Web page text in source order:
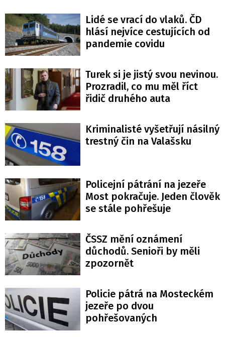
Lidé se vrací do vlaků. ČD
hlásí nejvíce cestujících od
pandemie covidu
Turek si je jistý svou nevinou.
Prozradil, co mu měl říct
řidič druhého auta
Kriminalisté vyšetřují násilný
trestný čin na Valašsku
Policejní pátrání na jezeře
Most pokračuje. Jeden člověk
se stále pohřešuje
ČSSZ mění oznámení
důchodů. Senioři by měli
zpozornět
Policie pátrá na Mosteckém
jezeře po dvou
pohřešovaných